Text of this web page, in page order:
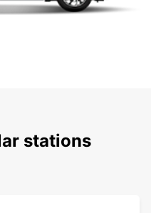
stations